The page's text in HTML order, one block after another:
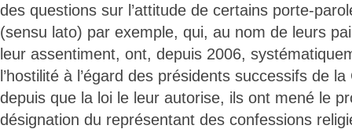
des questions sur l’attitude de certains porte-
(sensu lato) par exemple, qui, au nom de leurs
leur assentiment, ont, depuis 2006,
l’hostilité à l’égard des présidents successifs de
depuis que la loi le leur autorise, ils ont mené le
désignation du représentant des confessions